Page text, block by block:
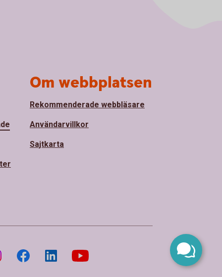
Om webbplatsen
Rekommenderade webbläsare
Användarvillkor
Sajtkarta